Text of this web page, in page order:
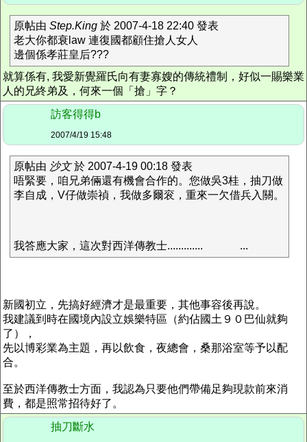
原帖由 Step.King 於 2007-4-18 22:40 發表
老大你都衰law 連復國都顧住搶人女人
邊個係孝莊皇后???
就算係有, 我愛新覺羅氏向有妻寡嫂的傳統禮制，好似一賜樂業
人的兄終弟及，何來一個「搶」字？
訪客得得b
2007/4/19 15:48
原帖由 沙文於 2007-4-19 00:18 發表
唔緊要，咱兄弟倆還有機會合作的。您做吳3桂，抽刀做
李自成，V仔做崇禎，我做多爾衮，重來一欠借兵入關。
我答應大家，這次對西洋傳教士............. ...
新國初立，先搞好經濟才是最重要，其他事容後再說。
我建議到時在國境內設立娛樂特區（約佔國土９０巴仙就夠
了），
先以博彩業為主題，再以飲食，夜總會，桑那浴室等予以配
合。
至於西洋傳教士方面，我認為只要他們帶備足夠現款前來消
費，都是照常招待好了。
抽刀斷水